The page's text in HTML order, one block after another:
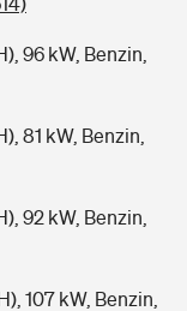
96 kW, Benzin,
81 kW, Benzin,
92 kW, Benzin,
107 kW, Benzin,